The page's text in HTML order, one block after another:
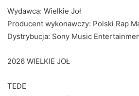
Wydawca: Wielkie Joł
Producent wykonawczy: Polski Rap
Dystrybucja: Sony Music
2026 WIELKIE JOŁ
TEDE